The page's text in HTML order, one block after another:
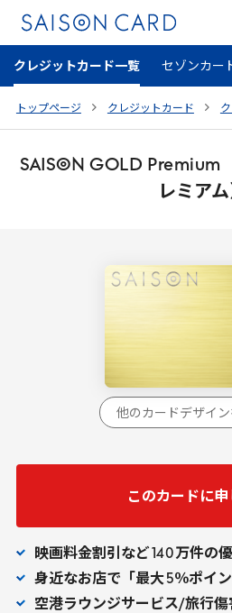
クレジットカード一覧 セゾンカー
トップページ クレジットカード
SAISON GOLD Premium
レミアム
他のカードデザイン
映画料金割引など 140万件の
身近なお店で「最大5％ポイ
空港ラウンジサービス/旅行傷
このカードに申